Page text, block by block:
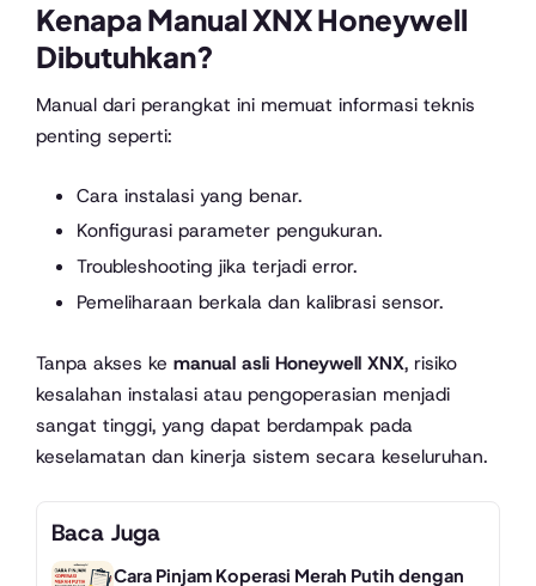
Kenapa Manual XNX Honeywell
Dibutuhkan?
Manual dari perangkat ini memuat informasi teknis
penting seperti:
Cara instalasi yang benar.
Konfigurasi parameter pengukuran.
Troubleshooting jika terjadi error.
Pemeliharaan berkala dan kalibrasi sensor.
Tanpa akses ke manual asli Honeywell XNX, risiko
kesalahan instalasi atau pengoperasian menjadi
sangat tinggi, yang dapat berdampak pada
keselamatan dan kinerja sistem secara keseluruhan.
Baca Juga
Cara Pinjam Koperasi Merah Putih dengan